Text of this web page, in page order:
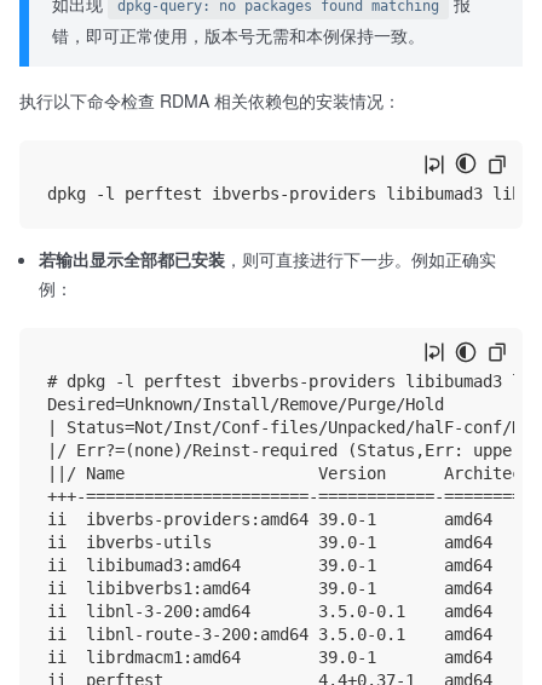
dpkg-query: no packages found matching
错，即可正常使用，版本号无需和本例保持一致。
执行以下命令检查 RDMA 相关依赖包的安装情况：
若输出显示全部都已安装 ，则可直接进行下一步。例如正确实
例：
# dpkg -l perftest ibverbs-providers libibumad3
Desired=Unknown/Install/Remove/Purge/Hold
| Status=Not/Inst/Conf-files/Unpacked/halF-conf/
|/ Err?=(none)/Reinst-required (Status,Err:
||/ Name                    Version
+++-=======================-============-
ii  ibverbs-providers:amd64 39.0-1       amd64
ii  ibverbs-utils           39.0-1       amd64
ii  libibumad3:amd64        39.0-1       amd64
ii  libibverbs1:amd64       39.0-1       amd64
ii  libnl-3-200:amd64       3.5.0-0.1    amd64
ii  libnl-route-3-200:amd64 3.5.0-0.1    amd64
ii  librdmacm1:amd64        39.0-1       amd64